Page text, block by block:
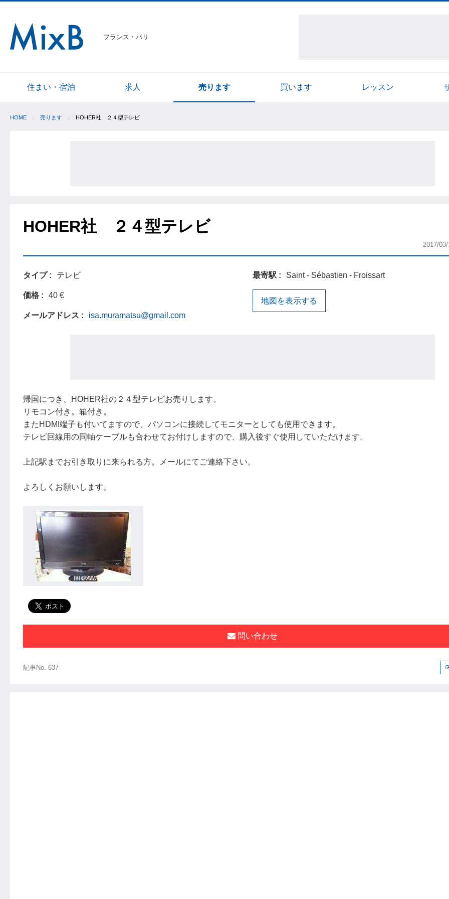
フランス・パリ
住まい・宿泊 求人 売ります 買います レッスン
HOME 売ります HOHER社 ２４型テレビ
HOHER社 ２４型テレビ
2017/
タイプ テレビ
価格 40 €
メールアドレス isa.muramatsu@gmail.com
最寄駅 Saint - Sébastien - Froissart
地図を表示する
帰国につき、HOHER社の２４型テレビお売りします。
リモコン付き。箱付き。
またHDMI端子も付いてますので、パソコンに接続してモニターとしても使用できます。
テレビ回線用の同軸ケーブルも合わせてお付けしますので、購入後すぐ使用していただけます。
上記駅までお引き取りに来られる方。メールにてご連絡下さい。
よろしくお願いします。
問い合わせ
記事No. 637